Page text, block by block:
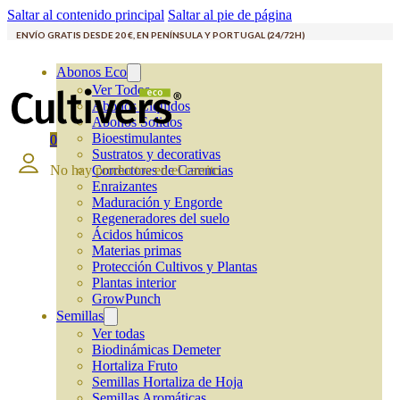
Saltar al contenido principal Saltar al pie de página
ENVÍO GRATIS DESDE 20 €, EN PENÍNSULA Y PORTUGAL (24/72H)
Abonos Eco
Ver Todos
Abonos Líquidos
Abonos Solidos
Bioestimulantes
Sustratos y decorativas
Correctores de Carencias
Enraizantes
Maduración y Engorde
Regeneradores del suelo
Ácidos húmicos
Materias primas
Protección Cultivos y Plantas
Plantas interior
GrowPunch
Semillas
Ver todas
Biodinámicas Demeter
Hortaliza Fruto
Semillas Hortaliza de Hoja
0
No hay productos en el carrito.